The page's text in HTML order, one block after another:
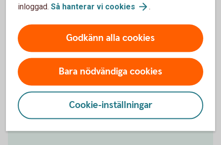
Stora företag ochinstitutioner
Småföretag
Vi finns här för att göra ditt företagande enklare och
tryggare. Med grundläggande tjänster och produkter
anpassade för just ditt behov.
Småföretag
inloggad. Så hanterar vi cookies .
Godkänn alla cookies
Bara nödvändiga cookies
Cookie-inställningar